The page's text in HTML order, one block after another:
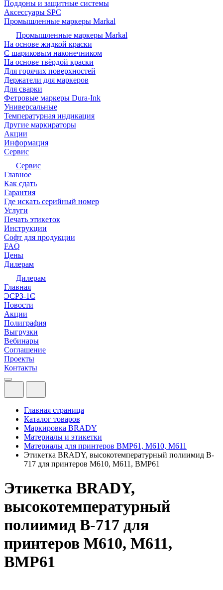
Поддоны и защитные системы
Аксессуары SPC
Промышленные маркеры Markal
Промышленные маркеры Markal
На основе жидкой краски
С шариковым наконечником
На основе твёрдой краски
Для горячих поверхностей
Держатели для маркеров
Для сварки
Фетровые маркеры Dura-Ink
Универсальные
Температурная индикация
Другие маркираторы
Акции
Информация
Сервис
Сервис
Главное
Как сдать
Гарантия
Где искать серийный номер
Услуги
Печать этикеток
Инструкции
Софт для продукции
FAQ
Цены
Дилерам
Дилерам
Главная
ЭСРЗ-1С
Новости
Акции
Полиграфия
Выгрузки
Вебинары
Соглашение
Проекты
Контакты
Главная страница
Каталог товаров
Маркировка BRADY
Материалы и этикетки
Материалы для принтеров BMP61, M610, M611
Этикетка BRADY, высокотемпературный полиимид B-
717 для принтеров M610, M611, BMP61
Этикетка BRADY,
высокотемпературный
полиимид B-717 для
принтеров M610, M611,
BMP61